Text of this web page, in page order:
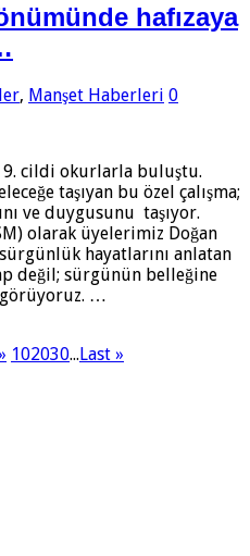
hafızaya
, Manşet Haberleri 0
9. cildi okurlarla buluştu.
taşıyan bu özel çalışma;
ve duygusunu taşıyor.
olarak üyelerimiz Doğan
hayatlarını anlatan
değil; sürgünün belleğine
…
102030...Last »